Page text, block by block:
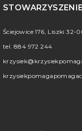
Ściejowice 176, Liszki 32-
tel. 884 972 244